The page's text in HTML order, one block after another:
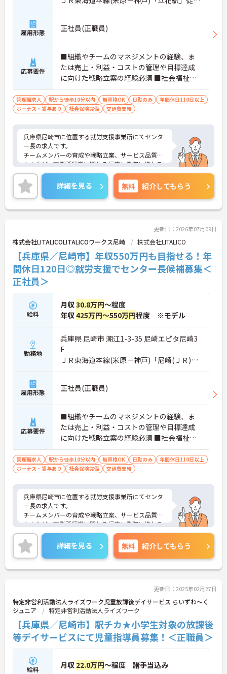
5分
雇用形態 正社員(正職員)
応募要件
■組織やチームのマネジメントの経験、ま
たは売上・利益・コストの管理や目標達成
に向けた戦略立案の経験必須 ■社会福祉
士、精神保健福祉士、サービス管理責任者
などの福祉資格があると尚可 ※無資格可
※福祉・医療業界での経験は不問
管理職求人 駅から徒歩10分以内 無資格OK 日勤のみ
年間休日110日以上
ボーナス・賞与あり
社会保険完備 交通費支給
兵庫県尼崎市に位置する就労支援事業所にてセンタ
ー長の求人です。
チームメンバーの育成や戦略立案、サービス品質の
向上など、事業所運営に関わる幅広い業務に携わる
ことができます。
また、年間休日120日とお休みが多いなかで年収550
万円も目指せる職場ですので、メリハリをつけてモ
チベーション高く勤務していただけます。
ご興味のある方には、面接対策ポイントなど、さら
詳細を見る 無料 紹介してもらう
更新日：2026年07月09日
株式会社LITALICOLITALICOワークス尼崎 株式会社LITALICO
【兵庫県／尼崎市】年収550万円も目指せる！年
間休日120日◎就労支援でセンター長候補募集＜
正社員＞
給料
月収30.8万円～程度
年収425万円～550万円程度 ※モデル
勤務地
兵庫県 尼崎市 潮江1-3-35 尼崎エピタ尼崎3
F
ＪＲ東海道本線(米原－神戸)「尼崎(ＪＲ)
駅」徒歩4分
雇用形態 正社員(正職員)
応募要件
■組織やチームのマネジメントの経験、ま
たは売上・利益・コストの管理や目標達成
に向けた戦略立案の経験必須 ■社会福祉
士、精神保健福祉士、サービス管理責任者
などの福祉資格があると尚可 ※無資格可
※福祉・医療業界での経験は不問
管理職求人 駅から徒歩10分以内 無資格OK 日勤のみ
年間休日110日以上
ボーナス・賞与あり
社会保険完備 交通費支給
兵庫県尼崎市に位置する就労支援事業所にてセンタ
ー長の求人です。
チームメンバーの育成や戦略立案、サービス品質の
向上など、事業所運営に関わる幅広い業務に携わる
ことができます。
また、年間休日120日とお休みが多いなかで年収550
万円も目指せる職場ですので、メリハリをつけてモ
チベーション高く勤務していただけます。
ご興味のある方には、面接対策ポイントなど、さら
詳細を見る 無料 紹介してもらう
更新日：2025年02月27日
特定非営利活動法人ライズワーク児童放課後デイサービス らいずわ～く
ジュニア
特定非営利活動法人ライズワーク
【兵庫県／尼崎市】駅チカ★小学生対象の放課後
等デイサービスにて児童指導員募集！＜正職員＞
給料 月収 22.0万円～程度 諸手当込み